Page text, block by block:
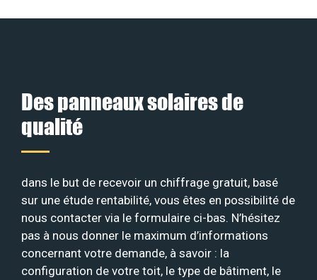
Des panneaux solaires de
qualité
dans le but de recevoir un chiffrage gratuit, basé
sur une étude rentabilité, vous êtes en possibilité de
nous contacter via le formulaire ci-bas. N’hésitez
pas à nous donner le maximum d’informations
concernant votre demande, à savoir : la
configuration de votre toit, le type de bâtiment, le